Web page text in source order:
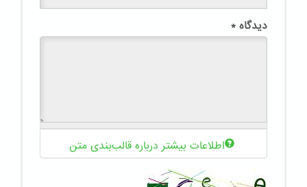
دیدگاه *
اطلاعات بیشتر درباره قالب‌بندی متن